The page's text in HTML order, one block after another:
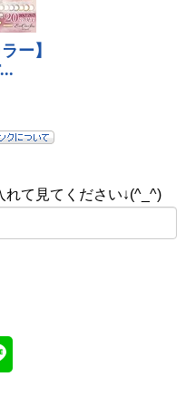
れて見てください↓(^_^)